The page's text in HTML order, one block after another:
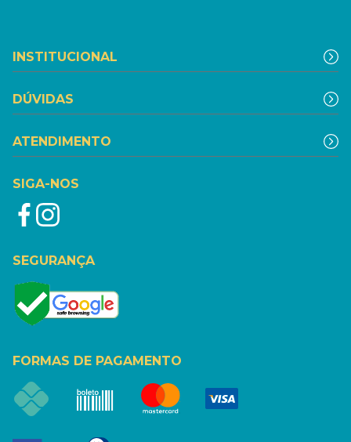
INSTITUCIONAL
DÚVIDAS
ATENDIMENTO
SIGA-NOS
SEGURANÇA
FORMAS DE PAGAMENTO